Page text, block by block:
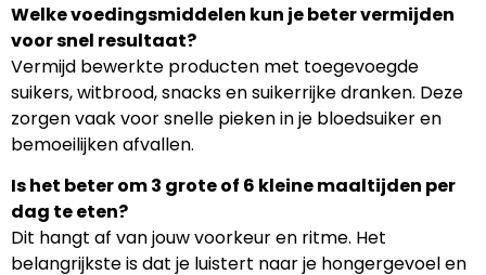
Welke voedingsmiddelen kun je beter vermijden
voor snel resultaat?
Vermijd bewerkte producten met toegevoegde
suikers, witbrood, snacks en suikerrijke dranken. Deze
zorgen vaak voor snelle pieken in je bloedsuiker en
bemoeilijken afvallen.
Is het beter om 3 grote of 6 kleine maaltijden per
dag te eten?
Dit hangt af van jouw voorkeur en ritme. Het
belangrijkste is dat je luistert naar je hongergevoel en